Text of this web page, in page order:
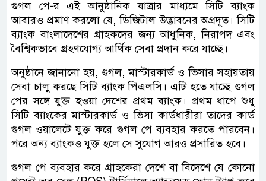
গুগল পে-র এই আনুষ্ঠানিক যাত্রার মাধ্যমে সিটি ব্যাংক
আবারও প্রমাণ করলো যে, ডিজিটাল উদ্ভাবনের অগ্রদূত। সিটি
ব্যাংক বাংলাদেশের গ্রাহকদের জন্য আধুনিক, নিরাপদ এবং
বৈশ্বিকভাবে গ্রহণযোগ্য আর্থিক সেবা প্রদান করে যাচ্ছে।
অনুষ্ঠানে জানানো হয়, গুগল, মাস্টারকার্ড ও ভিসার সহায়তায়
সেবা চালু করছে সিটি ব্যাংক পিএলসি। এটি হতে যাচ্ছে গুগল
পের সঙ্গে যুক্ত হওয়া দেশের প্রথম ব্যাংক। প্রথম ধাপে শুধু
সিটি ব্যাংকের মাস্টারকার্ড ও ভিসা কার্ডধারীরা তাদের কার্ড
গুগল ওয়ালেটে যুক্ত করে গুগল পে ব্যবহার করতে পারবেন।
পরে অন্য ব্যাংকও যুক্ত হলে সে সুযোগ আরও প্রসারিত হবে।
গুগল পে ব্যবহার করে গ্রাহকেরা দেশে বা বিদেশে যে কোনো